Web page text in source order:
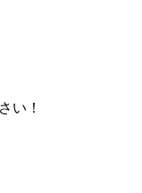
い！